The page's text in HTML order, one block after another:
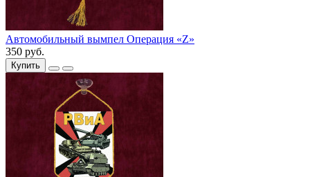
Автомобильный вымпел Операция «Z»
350 руб.
Купить